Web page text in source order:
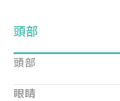
頭部
頭部
眼睛